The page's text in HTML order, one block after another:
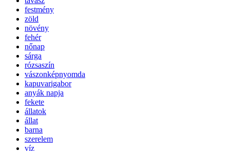
festmény
zöld
növény
fehér
nőnap
sárga
rózsaszín
vászonképnyomda
kapuvarigabor
anyák napja
fekete
állatok
állat
barna
szerelem
víz